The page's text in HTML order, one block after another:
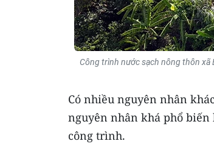
Công trình nước sạch nông thôn xã
Có nhiều nguyên nhân
nguyên nhân khá phổ biến
công trình.